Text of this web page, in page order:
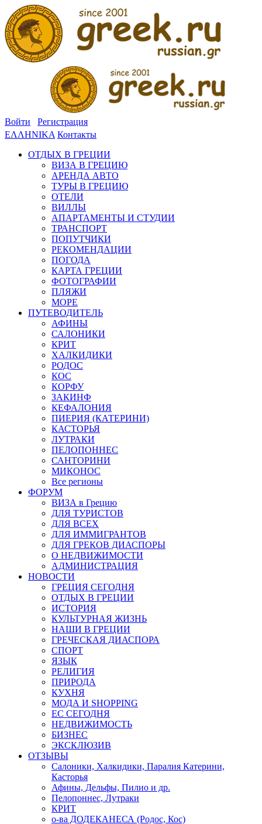
Войти
Регистрация
ΕΛΛΗΝΙΚΑ Контакты
ОТДЫХ В ГРЕЦИИ
ВИЗА В ГРЕЦИЮ
АРЕНДА АВТО
ТУРЫ В ГРЕЦИЮ
ОТЕЛИ
ВИЛЛЫ
АПАРТАМЕНТЫ И СТУДИИ
ТРАНСПОРТ
ПОПУТЧИКИ
РЕКОМЕНДАЦИИ
ПОГОДА
КАРТА ГРЕЦИИ
ФОТОГРАФИИ
ПЛЯЖИ
МОРЕ
ПУТЕВОДИТЕЛЬ
АФИНЫ
САЛОНИКИ
КРИТ
ХАЛКИДИКИ
РОДОС
КОС
КОРФУ
ЗАКИНФ
КЕФАЛОНИЯ
ПИЕРИЯ (КАТЕРИНИ)
КАСТОРЬЯ
ЛУТРАКИ
ПЕЛОПОННЕС
САНТОРИНИ
МИКОНОС
Все регионы
ФОРУМ
ВИЗА в Грецию
ДЛЯ ТУРИСТОВ
ДЛЯ ВСЕХ
ДЛЯ ИММИГРАНТОВ
ДЛЯ ГРЕКОВ ДИАСПОРЫ
О НЕДВИЖИМОСТИ
АДМИНИСТРАЦИЯ
НОВОСТИ
ГРЕЦИЯ СЕГОДНЯ
ОТДЫХ В ГРЕЦИИ
ИСТОРИЯ
КУЛЬТУРНАЯ ЖИЗНЬ
НАШИ В ГРЕЦИИ
ГРЕЧЕСКАЯ ДИАСПОРА
СПОРТ
ЯЗЫК
РЕЛИГИЯ
ПРИРОДА
КУХНЯ
МОДА И SHOPPING
ЕС СЕГОДНЯ
НЕДВИЖИМОСТЬ
БИЗНЕС
ЭКСКЛЮЗИВ
ОТЗЫВЫ
Салоники, Халкидики, Паралия Катерини,
Касторья
Афины, Дельфы, Пилио и др.
Пелопоннес, Лутраки
КРИТ
о-ва ДОДЕКАНЕСА (Родос, Кос)